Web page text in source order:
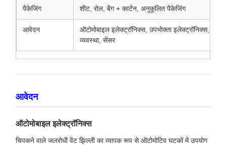
पैकेजिंग शीट, रोल, बैग + कार्टन, अनुकूलित पैकेजिंग
आवेदन
ऑटोमोबाइल इलेक्ट्रॉनिक्स, उपभोक्ता इलेक्ट्रॉनिक्स,
व्यवस्था, सेंसर
आवेदन
ऑटोमोबाइल इलेक्ट्रॉनिक्स
चिपकने वाले जलरोधी वेंट झिल्ली का व्यापक रूप से ऑटोमोटिव घटकों में उपयोग